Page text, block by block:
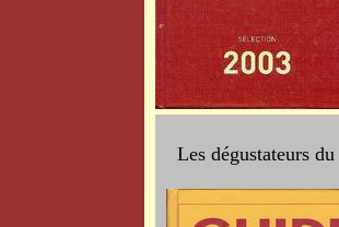
Les dégustateurs